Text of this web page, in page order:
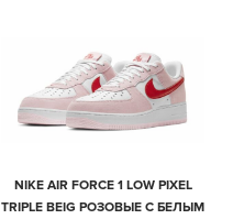
NIKE AIR FORCE 1 LOW PIXEL
TRIPLE BEIG РОЗОВЫЕ С БЕЛЫМ